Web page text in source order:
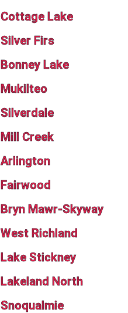
Cottage Lake
Silver Firs
Bonney Lake
Mukilteo
Silverdale
Mill Creek
Arlington
Fairwood
Bryn Mawr-Skyway
West Richland
Lake Stickney
Lakeland North
Snoqualmie